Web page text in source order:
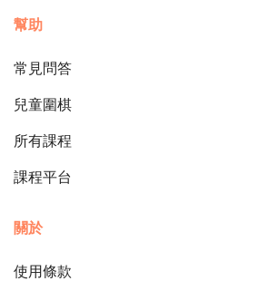
幫助
常見問答
兒童圍棋
所有課程
課程平台
關於
使用條款